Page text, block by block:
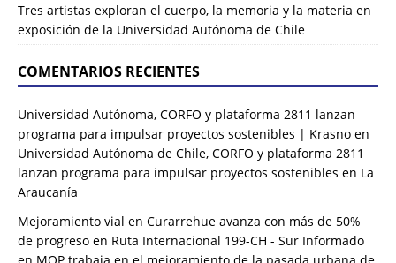
Tres artistas exploran el cuerpo, la memoria y la materia en
exposición de la Universidad Autónoma de Chile
COMENTARIOS RECIENTES
Universidad Autónoma, CORFO y plataforma 2811 lanzan
programa para impulsar proyectos sostenibles | Krasno en
Universidad Autónoma de Chile, CORFO y plataforma 2811
lanzan programa para impulsar proyectos sostenibles en La
Araucanía
Mejoramiento vial en Curarrehue avanza con más de 50%
de progreso en Ruta Internacional 199-CH - Sur Informado